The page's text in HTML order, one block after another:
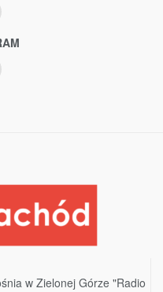
w Zielonej Górze "Radio